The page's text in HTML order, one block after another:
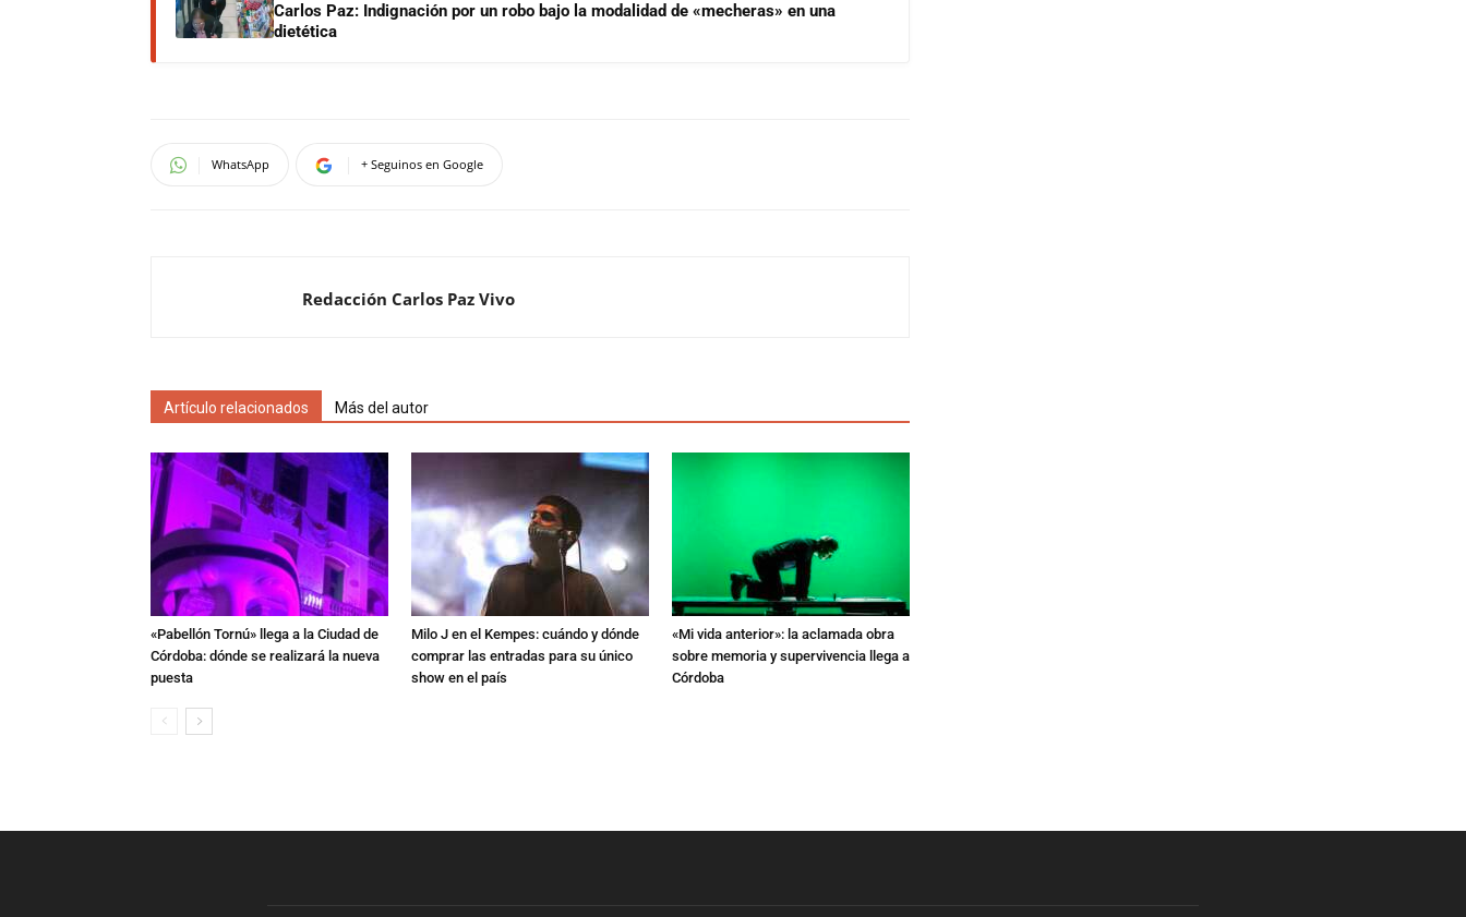
Carlos Paz: Indignación por un robo bajo la modalidad de «mecheras» en una
dietética
WhatsApp + Seguinos en Google
Redacción Carlos Paz Vivo
Artículo relacionados Más del autor
«Pabellón Tornú» llega a la Ciudad de
Córdoba: dónde se realizará la nueva
puesta
Milo J en el Kempes: cuándo y dónde
comprar las entradas para su único
show en el país
«Mi vida anterior»: la aclamada obra
sobre memoria y supervivencia llega a
Córdoba